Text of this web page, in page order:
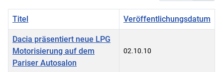
Titel Veröffentlichungsdatum
Dacia präsentiert neue LPG
Motorisierung auf dem
Pariser Autosalon
02.10.10